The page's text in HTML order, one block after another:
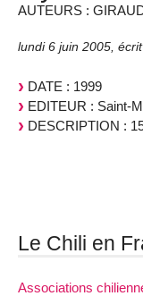
AUTEURS :
lundi 6 juin 2005,
DATE : 1999
EDITEUR : Saint-
DESCRIPTION :
Le Chili en
Associations